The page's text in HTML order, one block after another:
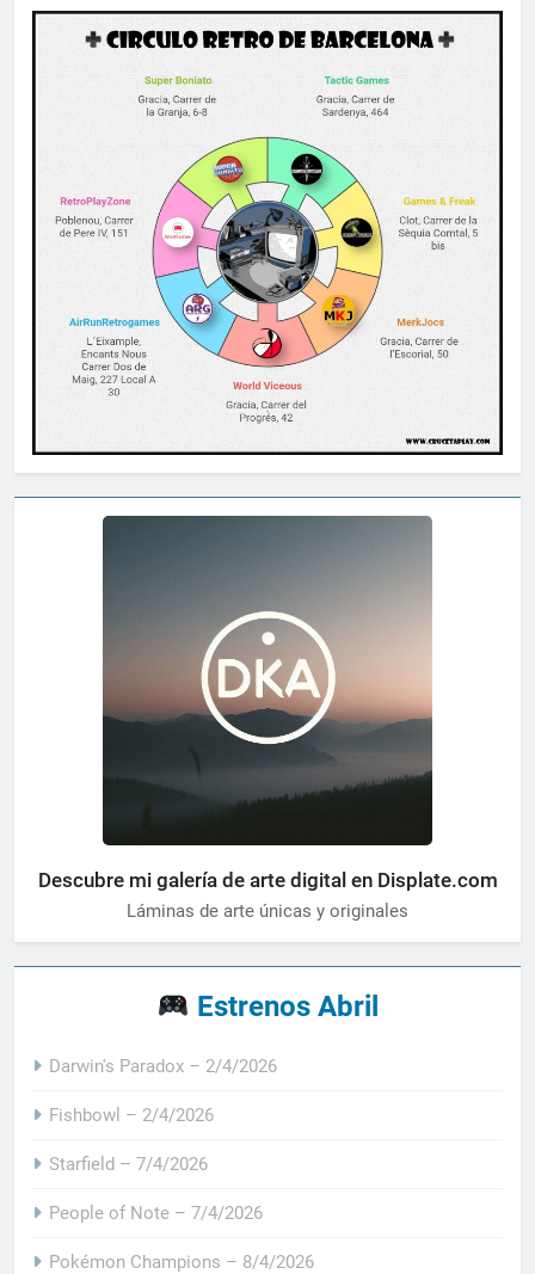
Descubre mi galería de arte digital en Displate.com
Láminas de arte únicas y originales
Estrenos Abril
Darwin's Paradox – 2/4/2026
Fishbowl – 2/4/2026
Starfield – 7/4/2026
People of Note – 7/4/2026
Pokémon Champions – 8/4/2026